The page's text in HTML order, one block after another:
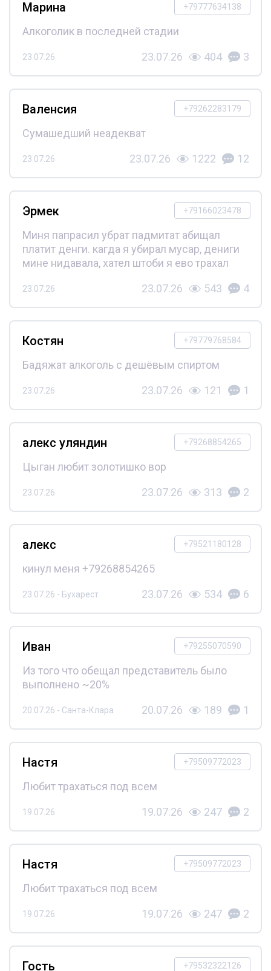
+79777634138
Марина
Алкоголик в последней стадии
23.07.26 23.07.26 404 3
+79262283179
Валенсия
Сумашедший неадекват
23.07.26 23.07.26 1222 12
+79166023478
Эрмек
Миня папрасил убрат падмитат абищал
платит денги. кагда я убирал мусар, дениги
мине нидавала, хател штоби я ево трахал
23.07.26 23.07.26 543 4
+79779768584
Костян
Бадяжат алкоголь с дешёвым спиртом
23.07.26 23.07.26 121 1
+79268854265
алекс уляндин
Цыган любит золотишко вор
23.07.26 23.07.26 313 2
+79521180128
алекс
кинул меня +79268854265
23.07.26 - Бухарест 23.07.26 534 6
+79255070590
Иван
Из того что обещал представитель было
выполнено ~20%
20.07.26 - Санта-Клара 20.07.26 189 1
+79509772023
Настя
Любит трахаться под всем
19.07.26 19.07.26 247 2
+79509772023
Настя
Любит трахаться под всем
19.07.26 19.07.26 247 2
+79532322126
Гость